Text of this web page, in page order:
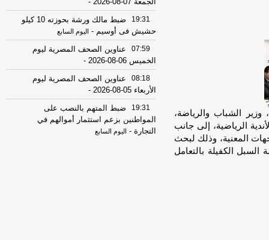
الشباب والرياضة،
الرياضية، إلى جانب
المعنية، وذلك لبحث
الكفيلة بالتعامل
19:31
ضبط مالك ورشة بحوزته 10 كيلو
حشيش فى أوسيم - اليوم السابع
07:59
عناوين الصحف المصرية ليوم
الخميس 06-08-2026
-
08:18
عناوين الصحف المصرية ليوم
الأربعاء 05-08-2026
-
19:31
ضبط المتهم بالنصب على
المواطنين بزعم استثمار أموالهم في
التجارة - اليوم السابع